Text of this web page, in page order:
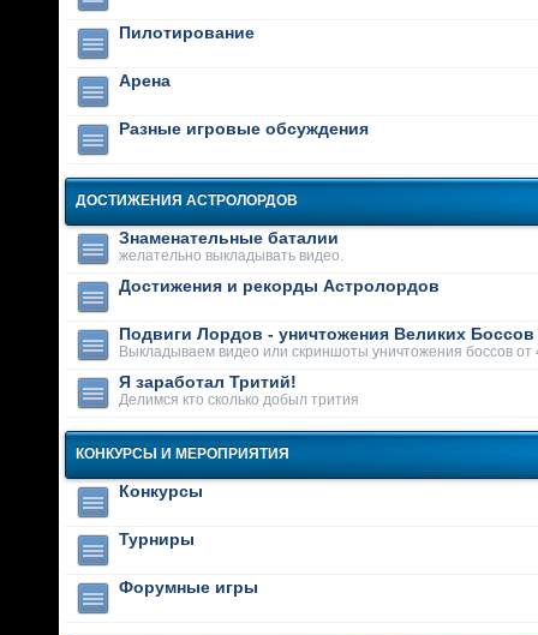
Пилотирование
Арена
Разные игровые обсуждения
ДОСТИЖЕНИЯ АСТРОЛОРДОВ
Знаменательные баталии
желательно выкладывать видео.
Достижения и рекорды Астролордов
Подвиги Лордов - уничтожения Великих Боссов
Выкладываем видео или скриншоты уничтожения боссов от
Я заработал Тритий!
Делимся кто сколько добыл трития
КОНКУРСЫ И МЕРОПРИЯТИЯ
Конкурсы
Турниры
Форумные игры